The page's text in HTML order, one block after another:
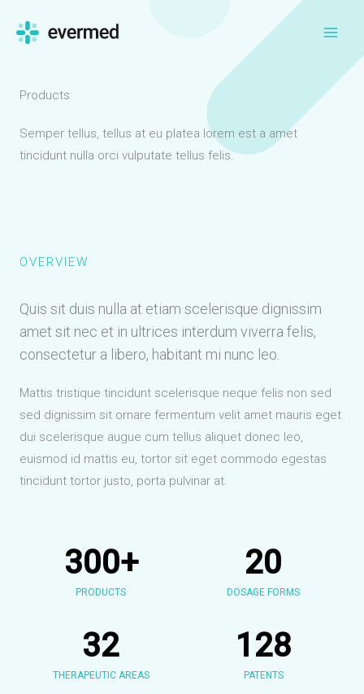
Products
Semper tellus, tellus at eu platea lorem est a amet
tincidunt nulla orci vulputate tellus felis.
OVERVIEW
Quis sit duis nulla at etiam scelerisque dignissim
amet sit nec et in ultrices interdum viverra felis,
consectetur a libero, habitant mi nunc leo.
Mattis tristique tincidunt scelerisque neque felis non sed
sed dignissim sit ornare fermentum velit amet mauris eget
dui scelerisque augue cum tellus aliquet donec leo,
euismod id mattis eu, tortor sit eget commodo egestas
tincidunt tortor justo, porta pulvinar at.
300+
PRODUCTS
20
DOSAGE FORMS
32
THERAPEUTIC AREAS
128
PATENTS